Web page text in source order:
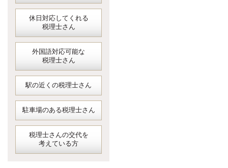
休日対応してくれる
税理士さん
外国語対応可能な
税理士さん
駅の近くの税理士さん
駐車場のある税理士さん
税理士さんの交代を
考えている方